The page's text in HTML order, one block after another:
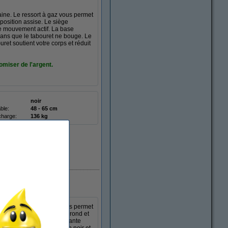
Le ressort à gaz vous permet
assise. Le siège
actif. La base
que le tabouret ne bouge. Le
soutient votre corps et réduit
de l'argent.
noir
48 - 65 cm
136 kg
Le ressort à gaz vous permet
assise. Le siège rond et
actif. La base antidérapante